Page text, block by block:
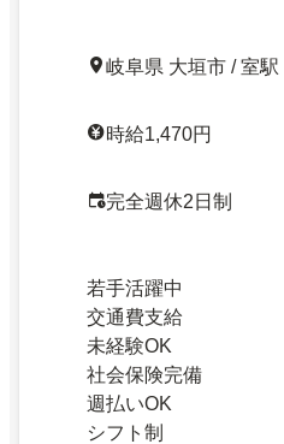
岐阜県 大垣市 / 室駅
時給1,470円
完全週休2日制
若手活躍中
交通費支給
未経験OK
社会保険完備
週払いOK
シフト制